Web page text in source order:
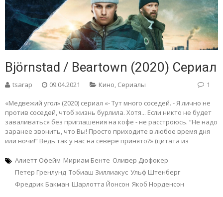
Björnstad / Beartown (2020) Сериал
tsarap 09.04.2021 Кино, Сериалы 1
«Медвежий угол» (2020) сериал «- Тут много соседей. - Я лично не
против соседей, чтоб жизнь бурлила. Хотя... Если никто не будет
заваливаться без приглашения на кофе - не расстроюсь. “Не надо
заранее звонить, что Вы! Просто приходите в любое время дня
или ночи!” Ведь так у нас на севере принято?» (цитата из
Алиетт Офейм Мириам Бенте Оливер Дюфокер
Петер Гренлунд Тобиаш Зиллиакус Ульф Штенберг
Фредрик Бакман Шарлотта Йонсон Якоб Норденсон